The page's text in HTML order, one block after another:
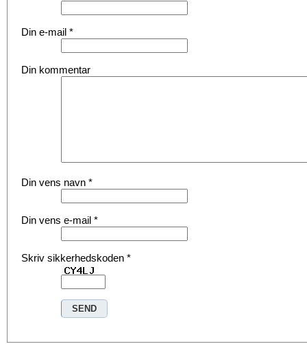
Din e-mail *
Din kommentar
Din vens navn *
Din vens e-mail *
Skriv sikkerhedskoden *